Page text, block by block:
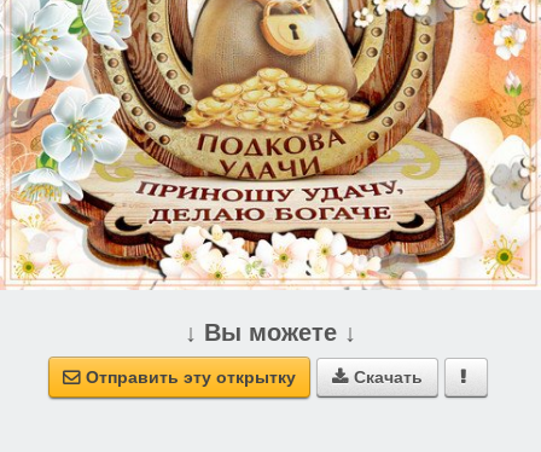
↓ Вы можете ↓
 Отправить эту открытку  Скачать 